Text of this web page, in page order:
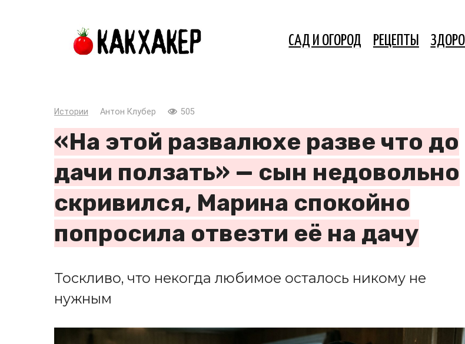
САД И ОГОРОД РЕЦЕПТЫ
Истории Антон Клубер 505
«На этой развалюхе разве что до
дачи ползать» — сын недовольно
скривился, Марина спокойно
попросила отвезти её на дачу
Тоскливо, что некогда любимое осталось никому не
нужным